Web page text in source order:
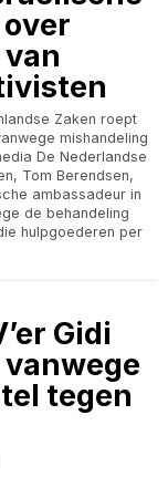
Zaken roept
mishandeling
De Nederlandse
Tom Berendsen,
ambassadeur in
de behandeling
hulpgoederen per
Gidi
tegen